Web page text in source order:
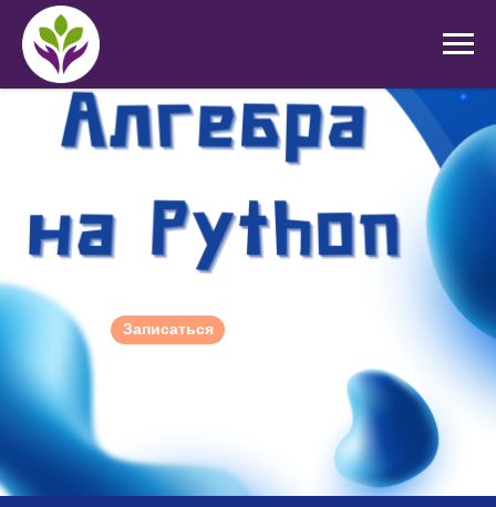
Записаться